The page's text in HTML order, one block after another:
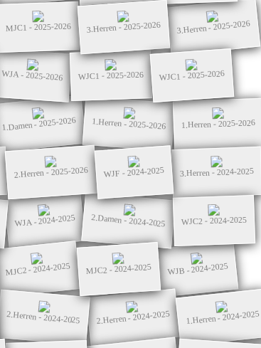
MJC1 - 2025-2026 3.Herren - 2025-2026 3.Herren - 2025-2026
WJA - 2025-2026 WJC1 - 2025-2026 WJC1 - 2025-2026
1.Damen - 2025-2026 1.Herren - 2025-2026 1.Herren - 2025-2026
2.Herren - 2025-2026 WJF - 2024-2025 3.Herren - 2024-2025
WJA - 2024-2025 2.Damen - 2024-2025 WJC2 - 2024-2025
MJC2 - 2024-2025 MJC2 - 2024-2025 WJB - 2024-2025
2.Herren - 2024-2025 2.Herren - 2024-2025 1.Herren - 2024-2025